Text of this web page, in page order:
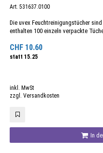
Art. 531637.0100
Die uvex Feuchtreinigungstücher
enthalten 100 einzeln verpackte
CHF 10.60
statt 15.25
inkl. MwSt
zzgl. Versandkosten
In